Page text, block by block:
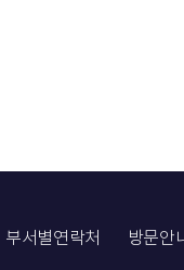
부서별연락처 방문안